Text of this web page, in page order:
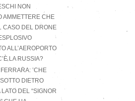
NON
AMMETTERE CHE
CASO DEL DRONE
ALL’AEROPORTO
LA RUSSIA?
’CHE
DIETRO
LATO DEL “SIGNOR